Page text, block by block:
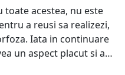
acestea, nu este
a reusi sa realizezi,
Iata in continuare
un aspect placut si a…